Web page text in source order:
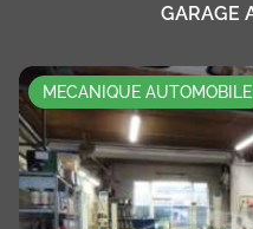
GARAGE
MECANIQUE AUTOMOBILE